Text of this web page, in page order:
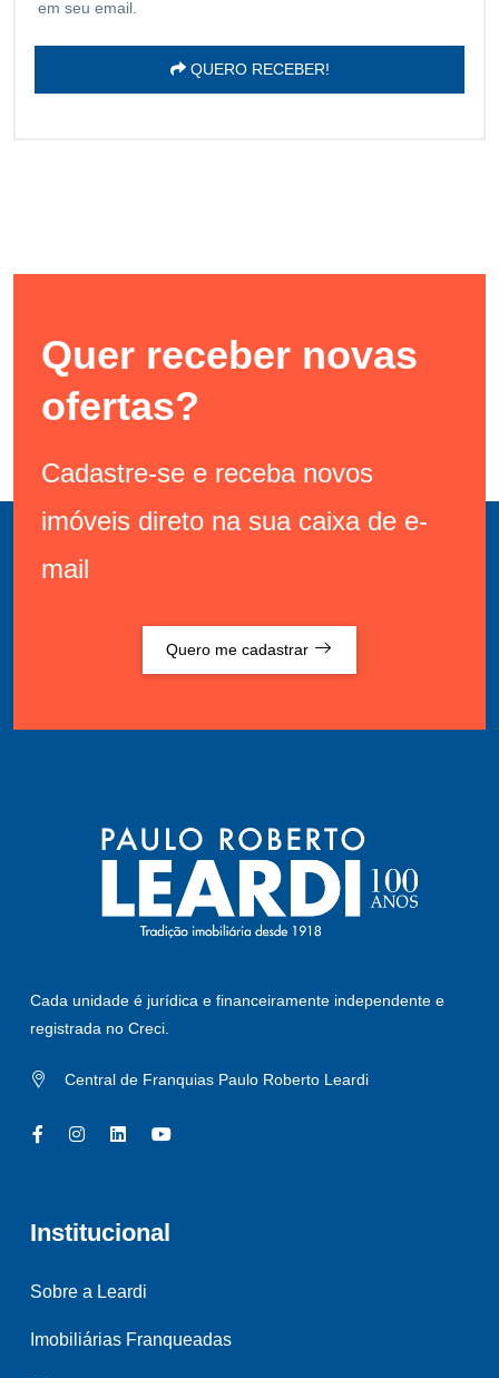
em seu email.
QUERO RECEBER!
Quer receber novas
ofertas?
Cadastre-se e receba novos
imóveis direto na sua caixa de e-
mail
Quero me cadastrar
Cada unidade é jurídica e financeiramente independente e
registrada no Creci.
Central de Franquias Paulo Roberto Leardi
Institucional
Sobre a Leardi
Imobiliárias Franqueadas